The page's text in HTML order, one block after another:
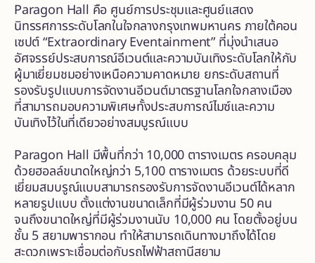
Paragon Hall คือ ศูนย์การประชุมและศูนย์แสดง
นิทรรศการระดับโลกในใจกลางกรุงเทพมหานคร ภายใต้คอน
เซปต์ “Extraordinary Eventainment” ที่มุ่งนำเสนอ
อัศจรรย์ประสบการณ์อีเวนต์และความบันเทิงระดับโลกให้กับ
ผู้มาเยี่ยมชมอย่างเหนือความคาดหมาย ยกระดับสถานที่
รองรับรูปแบบการจัดงานอีเวนต์มาตรฐานโลกใจกลางเมือง
ที่สามารถมอบความพิเศษทั้งประสบการณ์ไมซ์และความ
บันเทิงไว้ในที่เดียวอย่างสมบูรณ์แบบ
Paragon Hall มีพื้นที่กว่า 10,000 ตารางเมตร ครอบคลุม
ด้วยฮอลล์ขนาดใหญ่กว่า 5,100 ตารางเมตร ด้วยระบบที่ดี
เยี่ยมสมบรูณ์แบบสามารถรองรับการจัดงานอีเวนต์ได้หลาก
หลายรูปแบบ ตั้งแต่งานขนาดเล็กที่มีผู้ร่วมงาน 50 คน
จนถึงขนาดใหญ่ที่มีผู้ร่วมงานนับ 10,000 คน โดยตั้งอยู่บน
ชั้น 5 สยามพารากอน ทำให้สามารถเดินทางมาถึงได้โดย
สะดวกเพราะเชื่อมต่อกับรถไฟฟ้าสถานีสยาม